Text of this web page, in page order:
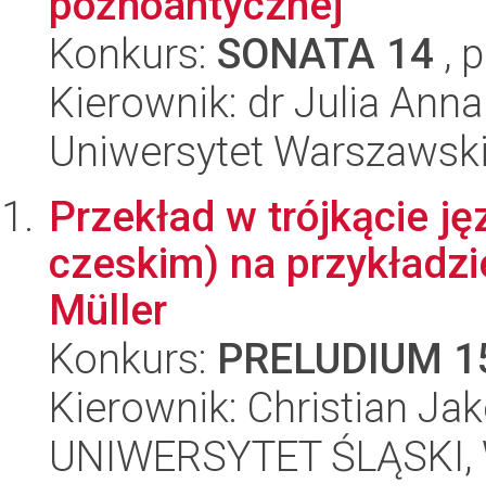
Konkurs: SONATA 14 ,
Kierownik: dr Julia
Uniwersytet
Przekład w trójkącie
czeskim) na
Müller
Konkurs: PRELUDIUM
Kierownik: Christian
UNIWERSYTET